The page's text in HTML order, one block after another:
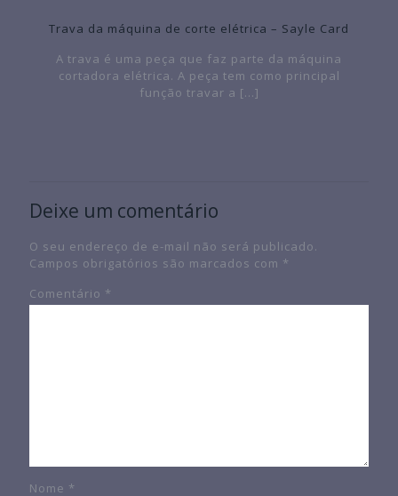
Trava da máquina de corte elétrica – Sayle Card
A trava é uma peça que faz parte da máquina
cortadora elétrica. A peça tem como principal
função travar a […]
Deixe um comentário
O seu endereço de e-mail não será publicado.
Campos obrigatórios são marcados com *
Comentário *
Nome *